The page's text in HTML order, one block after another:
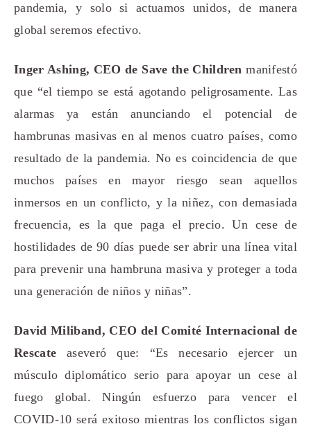
pandemia, y solo si actuamos unidos, de manera
global seremos efectivo.
Inger Ashing, CEO de Save the Children manifestó
que “el tiempo se está agotando peligrosamente. Las
alarmas ya están anunciando el potencial de
hambrunas masivas en al menos cuatro países, como
resultado de la pandemia. No es coincidencia de que
muchos países en mayor riesgo sean aquellos
inmersos en un conflicto, y la niñez, con demasiada
frecuencia, es la que paga el precio. Un cese de
hostilidades de 90 días puede ser abrir una línea vital
para prevenir una hambruna masiva y proteger a toda
una generación de niños y niñas”.
David Miliband, CEO del Comité Internacional de
Rescate aseveró que: “Es necesario ejercer un
músculo diplomático serio para apoyar un cese al
fuego global. Ningún esfuerzo para vencer el
COVID-10 será exitoso mientras los conflictos sigan